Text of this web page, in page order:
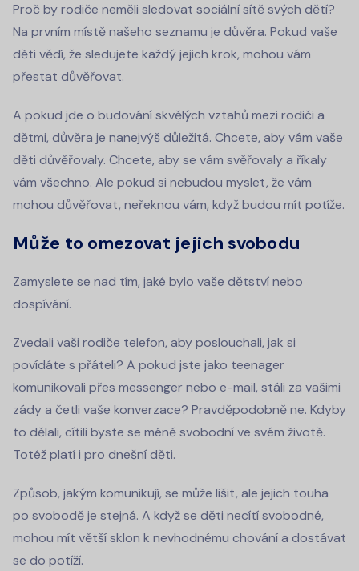
Proč by rodiče neměli sledovat sociální sítě svých dětí?
Na prvním místě našeho seznamu je důvěra. Pokud vaše
děti vědí, že sledujete každý jejich krok, mohou vám
přestat důvěřovat.
A pokud jde o budování skvělých vztahů mezi rodiči a
dětmi, důvěra je nanejvýš důležitá. Chcete, aby vám vaše
děti důvěřovaly. Chcete, aby se vám svěřovaly a říkaly
vám všechno. Ale pokud si nebudou myslet, že vám
mohou důvěřovat, neřeknou vám, když budou mít potíže.
Může to omezovat jejich svobodu
Zamyslete se nad tím, jaké bylo vaše dětství nebo
dospívání.
Zvedali vaši rodiče telefon, aby poslouchali, jak si
povídáte s přáteli? A pokud jste jako teenager
komunikovali přes messenger nebo e-mail, stáli za vašimi
zády a četli vaše konverzace? Pravděpodobně ne. Kdyby
to dělali, cítili byste se méně svobodní ve svém životě.
Totéž platí i pro dnešní děti.
Způsob, jakým komunikují, se může lišit, ale jejich touha
po svobodě je stejná. A když se děti necítí svobodné,
mohou mít větší sklon k nevhodnému chování a dostávat
se do potíží.